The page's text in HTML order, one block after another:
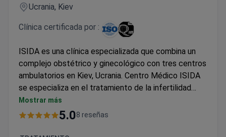
Ucrania, Kiev
Clínica certificada por :
ISIDA es una clínica especializada que combina un
complejo obstétrico y ginecológico con tres centros
ambulatorios en Kiev, Ucrania. Centro Médico ISIDA
se especializa en el tratamiento de la infertilidad
masculina, femenina y combinada, manejo del
embarazo desde la concepción hasta el parto,
Mostrar más
5.08 reseñas